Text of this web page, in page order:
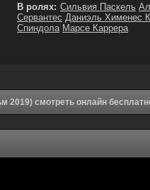
В ролях: Сильвия Паскель
Сервантес Даниэль Хименес
Спиндола Марсе Каррера
2019) смотреть онлайн